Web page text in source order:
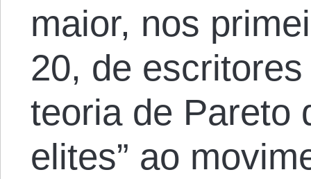
maior, nos
20, de
teoria de Pareto
elites” ao